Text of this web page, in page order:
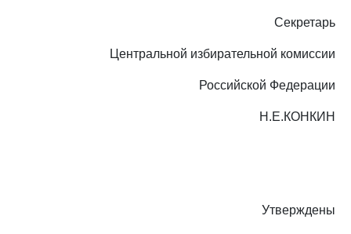
Секретарь
Центральной избирательной комиссии
Российской Федерации
Н.Е.КОНКИН
Утверждены